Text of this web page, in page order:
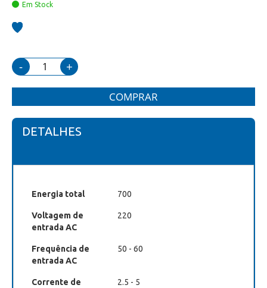
Em Stock
- +
COMPRAR
DETALHES
Energia total 700
Voltagem de
entrada AC
220
Frequência de
entrada AC
50 - 60
Corrente de
2.5 - 5